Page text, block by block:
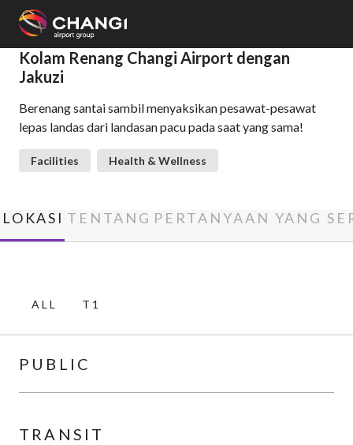
Changi
Sites:
Kolam Renang Changi Airport dengan
Jakuzi
Berenang santai sambil menyaksikan pesawat-pesawat
lepas landas dari landasan pacu pada saat yang sama!
Facilities Health & Wellness
LOKASI TENTANG PERTANYAAN YANG
ALL T1
PUBLIC
TRANSIT